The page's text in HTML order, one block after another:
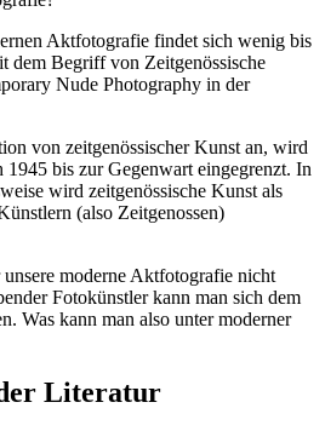
Aktfotografie findet sich wenig bis
dem Begriff von Zeitgenössische
Nude Photography in der
von zeitgenössischer Kunst an, wird
bis zur Gegenwart eingegrenzt. In
wird zeitgenössische Kunst als
(also Zeitgenossen)
moderne Aktfotografie nicht
Fotokünstler kann man sich dem
Was kann man also unter moderner
Literatur